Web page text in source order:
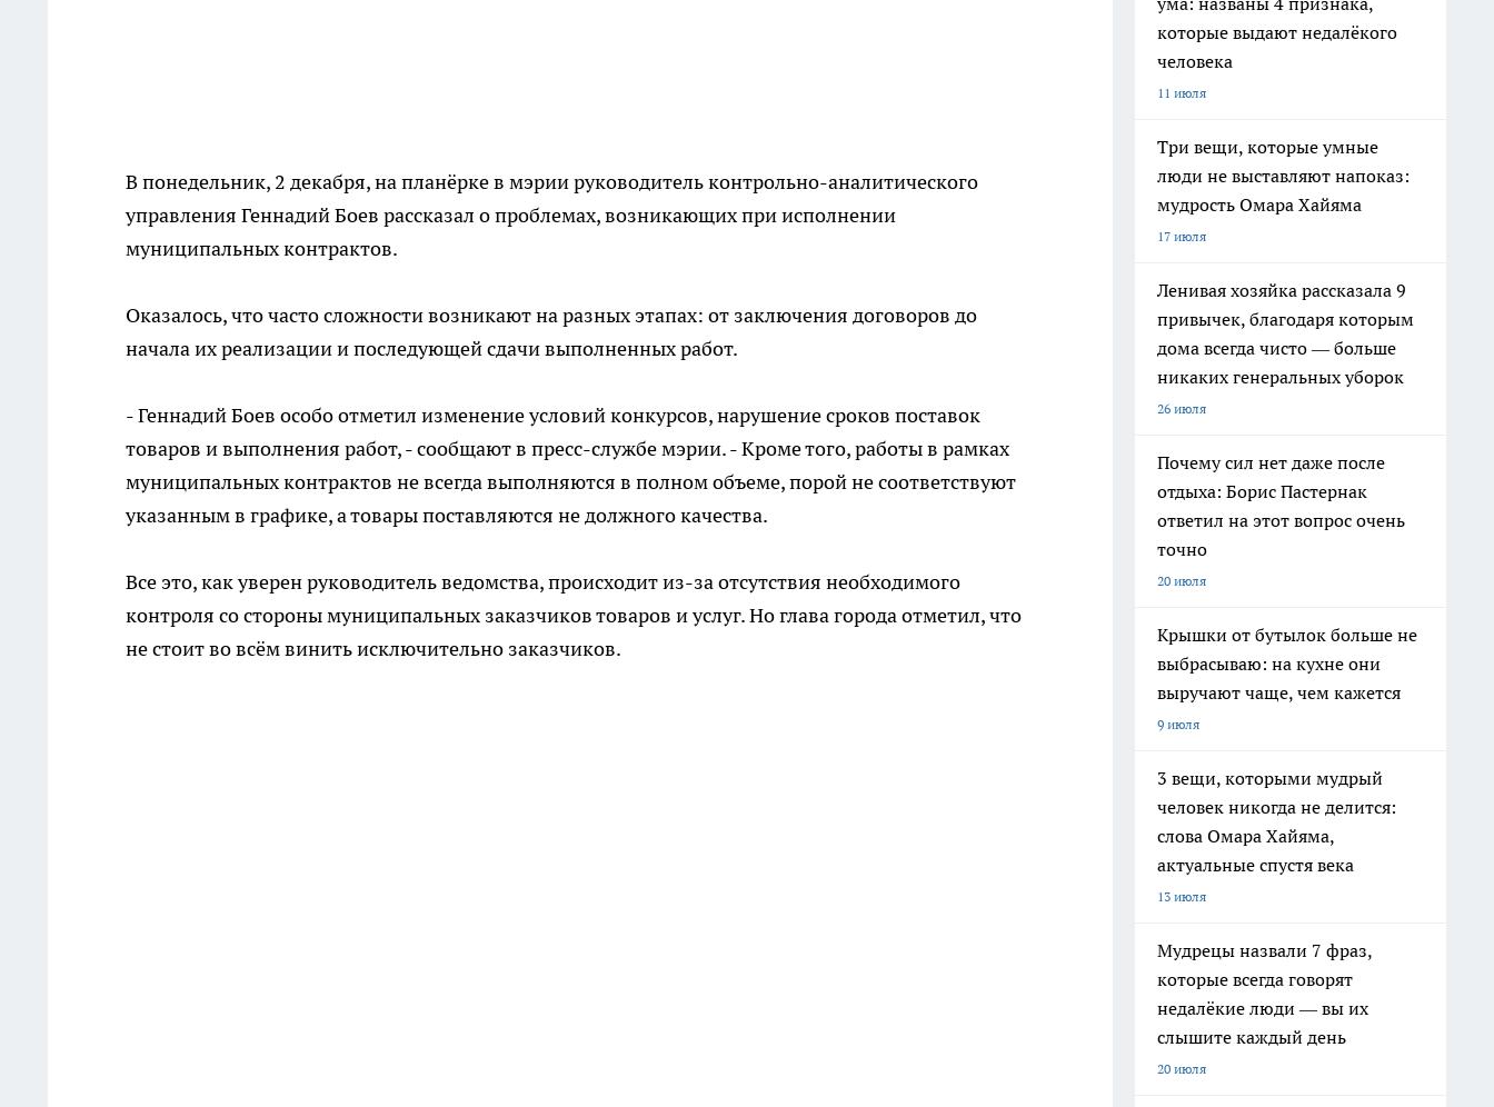
В понедельник, 2 декабря, на планёрке в мэрии руководитель контрольно-аналитического
управления Геннадий Боев рассказал о проблемах, возникающих при исполнении
муниципальных контрактов.
Оказалось, что часто сложности возникают на разных этапах: от заключения договоров до
начала их реализации и последующей сдачи выполненных работ.
- Геннадий Боев особо отметил изменение условий конкурсов, нарушение сроков поставок
товаров и выполнения работ, - сообщают в пресс-службе мэрии. - Кроме того, работы в рамках
муниципальных контрактов не всегда выполняются в полном объеме, порой не соответствуют
указанным в графике, а товары поставляются не должного качества.
Все это, как уверен руководитель ведомства, происходит из-за отсутствия необходимого
контроля со стороны муниципальных заказчиков товаров и услуг. Но глава города отметил, что
не стоит во всём винить исключительно заказчиков.
которые выдают недалёкого
человека
11 июля
Три вещи, которые умные
люди не выставляют напоказ:
мудрость Омара Хайяма
17 июля
Ленивая хозяйка рассказала 9
привычек, благодаря которым
дома всегда чисто — больше
никаких генеральных уборок
26 июля
Почему сил нет даже после
отдыха: Борис Пастернак
ответил на этот вопрос очень
точно
20 июля
Крышки от бутылок больше не
выбрасываю: на кухне они
выручают чаще, чем кажется
9 июля
3 вещи, которыми мудрый
человек никогда не делится:
слова Омара Хайяма,
актуальные спустя века
13 июля
Мудрецы назвали 7 фраз,
которые всегда говорят
недалёкие люди — вы их
слышите каждый день
20 июля